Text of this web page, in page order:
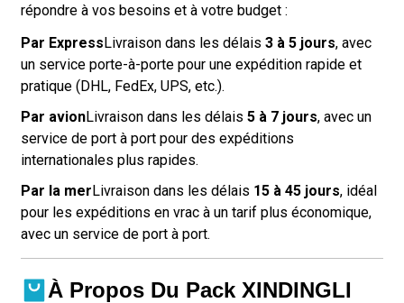
répondre à vos besoins et à votre budget :
Par ExpressLivraison dans les délais 3 à 5 jours, avec
un service porte-à-porte pour une expédition rapide et
pratique (DHL, FedEx, UPS, etc.).
Par avionLivraison dans les délais 5 à 7 jours, avec un
service de port à port pour des expéditions
internationales plus rapides.
Par la merLivraison dans les délais 15 à 45 jours, idéal
pour les expéditions en vrac à un tarif plus économique,
avec un service de port à port.
À Propos Du Pack XINDINGLI